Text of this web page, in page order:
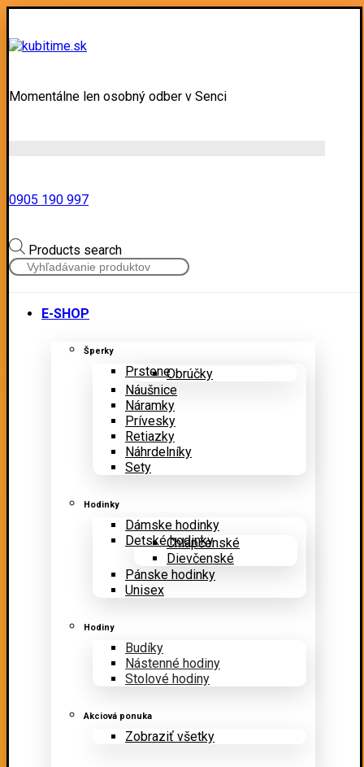
Momentálne len osobný odber v Senci
0905 190 997
Products search
E-SHOP
Šperky
PrsteneObrúčky
Náušnice
Náramky
Prívesky
Retiazky
Náhrdelníky
Sety
Hodinky
Dámske hodinky
Detské hodinky
Chlapčenské
Dievčenské
Pánske hodinky
Unisex
Hodiny
Budíky
Nástenné hodiny
Stolové hodiny
Akciová ponuka
Zobraziť všetky